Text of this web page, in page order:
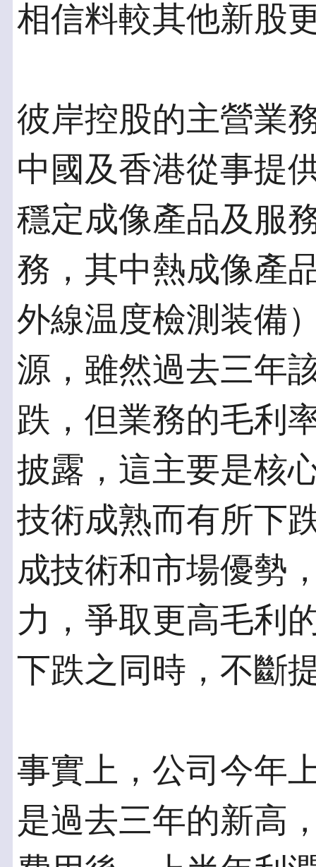
相信料較其他新股
彼岸控股的主營業
中國及香港從事提
穩定成像產品及服
務，其中熱成像產
外線温度檢測装備
源，雖然過去三年
跌，但業務的毛利
披露，這主要是核
技術成熟而有所下
成技術和市場優勢
力，爭取更高毛利
下跌之同時，不斷
事實上，公司今年
是過去三年的新高